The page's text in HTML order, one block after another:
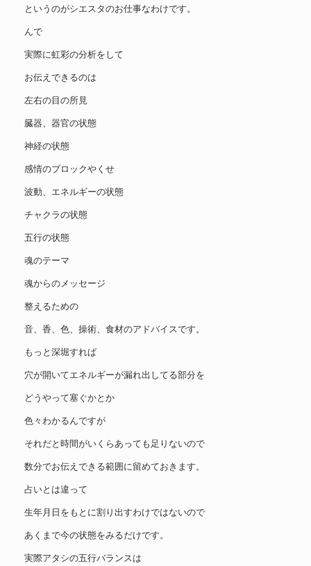
というのがシエスタのお仕事なわけです。
んで
実際に虹彩の分析をして
お伝えできるのは
左右の目の所見
臓器、器官の状態
神経の状態
感情のブロックやくせ
波動、エネルギーの状態
チャクラの状態
五行の状態
魂のテーマ
魂からのメッセージ
整えるための
音、香、色、操術、食材のアドバイスです。
もっと深堀すれば
穴が開いてエネルギーが漏れ出してる部分を
どうやって塞ぐかとか
色々わかるんですが
それだと時間がいくらあっても足りないので
数分でお伝えできる範囲に留めておきます。
占いとは違って
生年月日をもとに割り出すわけではないので
あくまで今の状態をみるだけです。
実際アタシの五行バランスは